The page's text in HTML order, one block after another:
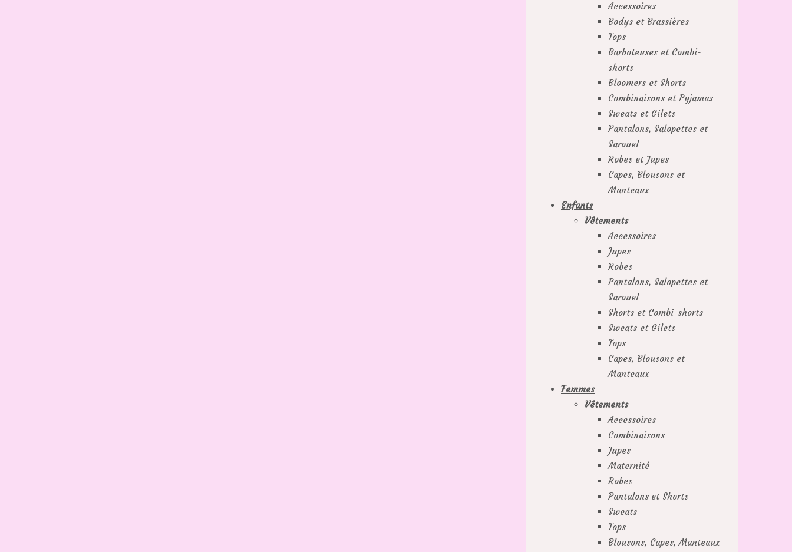
Accessoires
Bodys et Brassières
Tops
Barboteuses et Combi-
shorts
Bloomers et Shorts
Combinaisons et Pyjamas
Sweats et Gilets
Pantalons, Salopettes et
Sarouel
Robes et Jupes
Capes, Blousons et
Manteaux
Enfants
Vêtements
Accessoires
Jupes
Robes
Pantalons, Salopettes et
Sarouel
Shorts et Combi-shorts
Sweats et Gilets
Tops
Capes, Blousons et
Manteaux
Femmes
Vêtements
Accessoires
Combinaisons
Jupes
Maternité
Robes
Pantalons et Shorts
Sweats
Tops
Blousons, Capes, Manteaux